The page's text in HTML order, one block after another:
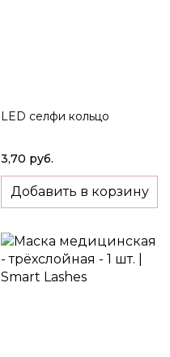
LED селфи кольцо
3,70 руб.
Добавить в корзину